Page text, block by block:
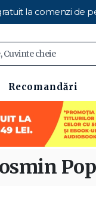
la comenzi de
Recomandări